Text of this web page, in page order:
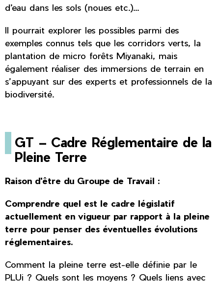
d’eau dans les sols (noues etc.)...
Il pourrait explorer les possibles parmi des
exemples connus tels que les corridors verts, la
plantation de micro forêts Miyanaki, mais
également réaliser des immersions de terrain en
s’appuyant sur des experts et professionnels de la
biodiversité.
GT – Cadre Réglementaire de la
Pleine Terre
Raison d'être du Groupe de Travail :
Comprendre quel est le cadre législatif
actuellement en vigueur par rapport à la pleine
terre pour penser des éventuelles évolutions
réglementaires.
Comment la pleine terre est-elle définie par le
PLUi ? Quels sont les moyens ? Quels liens avec